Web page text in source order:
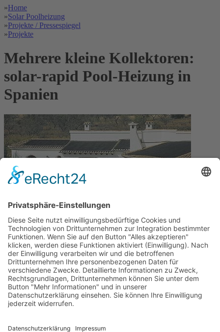
»Home
»Solar Poolheizung
»Projekte / Pressespiegel
»Projekte
Mehrere kleine Kollektoren:
solar-rapid Pool-Heizung in
Spanien
Mehrere kleine Kollektoren
Mehrere kleine Dachflächen ergeben zusammen eine ausreichende
Solarfläche zur Pool-Erwärmung.
Zurück
Im Bereich
Kontakt